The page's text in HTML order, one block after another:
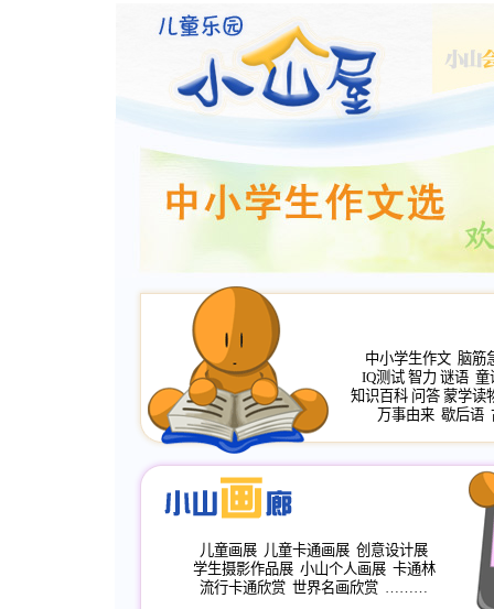
中小学生作文 脑筋
IQ测试 智力 谜语 童
知识百科 问答 蒙学读
万事由来 歇后语
儿童画展 儿童卡通画展 创意设计展
学生摄影作品展 小山个人画展 卡通林
流行卡通欣赏 世界名画欣赏 ………